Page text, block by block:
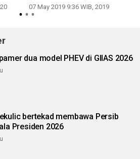
07 May 2019 9:36 WIB, 2019
dua model PHEV di GIIAS 2026
bertekad membawa Persib
Presiden 2026